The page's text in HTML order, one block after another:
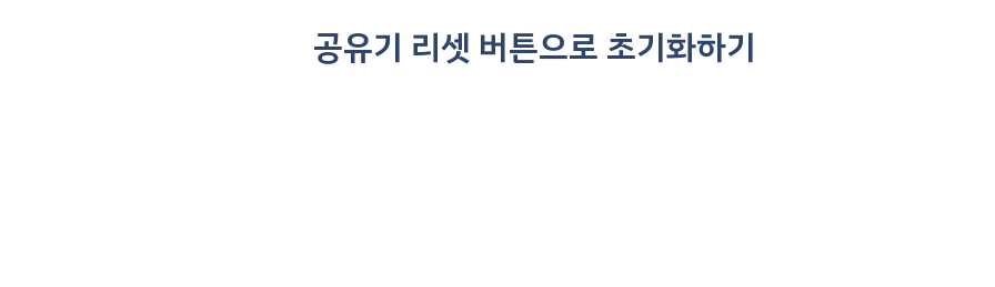
공유기 리셋 버튼으로 초기화하기